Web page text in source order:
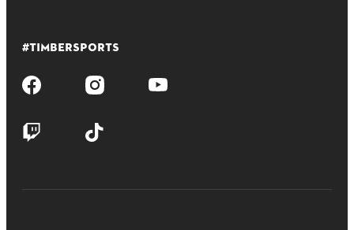
#TIMBERSPORTS